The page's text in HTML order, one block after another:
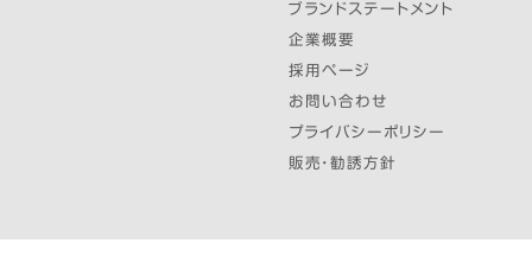
ブランドステートメント
企業概要
採用ページ
お問い合わせ
プライバシーポリシー
販売・勧誘方針